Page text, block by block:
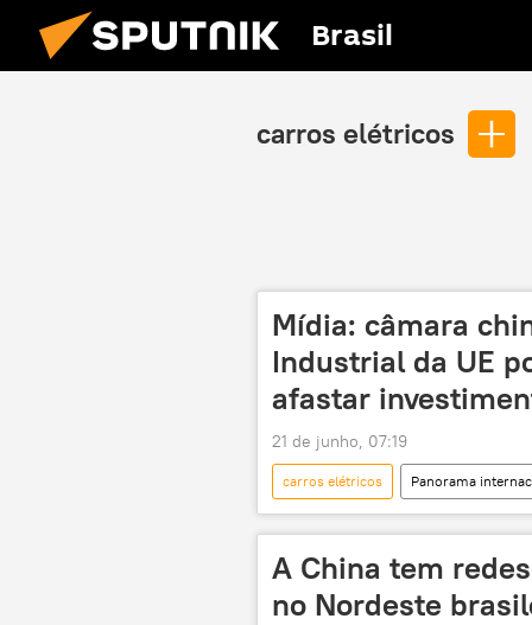
Brasil
carros elétricos
Mídia: câmara
Industrial da UE
afastar
21 de junho, 07:19
carros elétricos Panorama
União Europeia
Conselho
A China tem
no Nordeste